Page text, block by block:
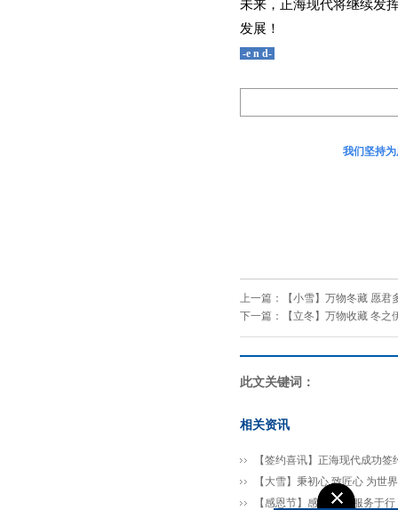
未来，正海现代将继续发
发展！
-e n d-
我们坚持为用
上一篇：
【小雪】万物冬藏 愿君
下一篇：
【立冬】万物收藏 冬之
此文关键词：
相关资讯
【签约喜讯】正海现代成功
【大雪】秉初心 致匠心 为世
【感恩节】感恩于心 服务于行